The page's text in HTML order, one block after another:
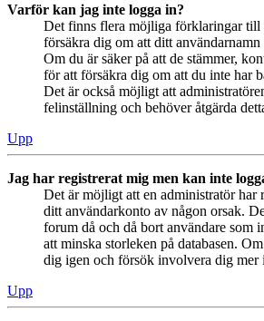
Varför kan jag inte logga in?
Det finns flera möjliga förklaringar till
försäkra dig om att ditt användarnamn
Om du är säker på att de stämmer,
för att försäkra dig om att du inte har
Det är också möjligt att
felinställning och behöver åtgärda
Upp
Jag har registrerat mig men kan inte
Det är möjligt att en administratör har
ditt användarkonto av någon orsak.
forum då och då bort användare som
att minska storleken på databasen.
dig igen och försök involvera dig mer
Upp